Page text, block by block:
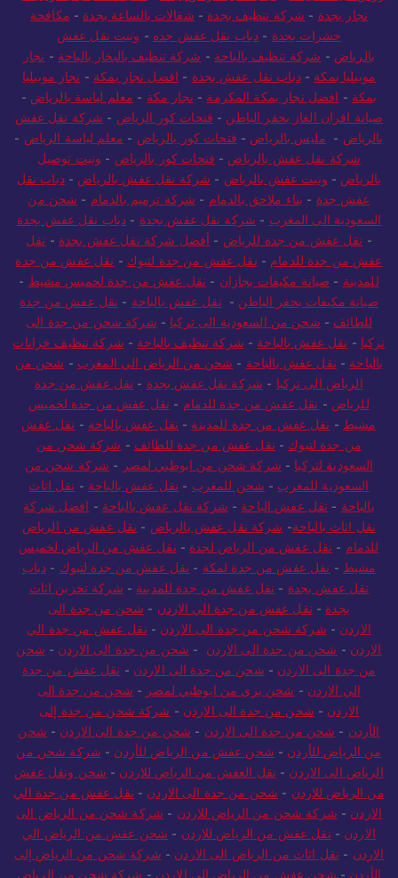
ورش مبيدات بجدة
-دباب نقل اغراض بجدة تنظيف كنب بالبخار بجدة
نجار بجدة
- شركة تنظيف بجدة - شغالات بالساعة بجدة- مكافحة
حشرات بجدة- دباب نقل عفش جده- ونيت نقل عفش
بالرياض
-شركة تنظيف بالباحة شركة تنظيف بالبخار بالباحة
نجار
موبيليا بمكة - دباب نقل عفش بجدة-افضل نجار بمكة- نجار موبيليا
بمكة - افضل نجار بمكة المكرمة-نجار مكة -معلم لياسة بالرياض -
صيانة افران الغاز بحفر الباطن - فتحات كور الرياض -
شركة نقل عفش
بالرياض- مليس بالرياض - فتحات كور بالرياض - معلم لياسة الرياض
شركة نقل عفش بالرياض
فتحات كور بالرياض -
ونيت توصيل
بالرياض
ونيت عفش بالرياض - شركة نقل عفش بالرياض -
عفش جدة
-بناء ملاحق بالدمام- شركة ترميم بالدمام-
شحن من
السعودية الى المغرب-شركة نقل عفش بجدة-دباب نقل عفش بجدة
- نقل عفش من جدة للرياض - أفضل شركة نقل عفش بجدة
عفش من جدة للدمام- نقل عفش من جدة لتبوك
نقل عفش من جدة
للمدينة
- صيانة مكيفات بجازان - نقل عفش من جدة لخميس مشيط
-
صيانة مكيفات بحفر الباطن
- نقل عفش بالباحة- نقل عفش من جدة
للطائف -شحن من السعودية الى تركيا - شركة شحن من جدة الى
تركيا
- نقل عفش بالباحة - شركة تنظيف بالباحة-
شركة تنظيف خزانات
بالباحة
- نقل عفش بالباحة -شحن من الرياض الي المغرب
شحن من
الرياض الى تركيا - شركة نقل عفش بجدة - نقل عفش من جدة
للرياض
- نقل عفش من جدة للدمام - نقل عفش من جدة لخميس
نقل عفش من جدة للمدينة -نقل عفش بالباحة -
من جدة لتبوك
- نقل عفش من جدة للطائف
شركة شحن من
السعودية لتركيا
شركة شحن من ابوظبي لمصر - شركة شحن من
السعودية للمغرب
- شحن للمغرب- نقل عفش بالباحة -
نقل اثاث
بالباحة - نقل عفش الباحة- شركة نقل عفش بالباحة-
افضل شركة
نقل اثاث بالباحة - شركة نقل عفش بالرياض- نقل عفش من الرياض
للدمام
نقل عفش من الرياض لجدة -نقل عفش من الرياض لخميس
مشيط- نقل عفش من جدة لمكة نقل عفش من جدة لتبوك -دباب
نقل عفش بجدة - نقل عفش من جدة للمدينة
شركة تخزين اثاث
- نقل عفش من جدة الي الاردن - شحن من جدة الى
الاردن
- شركة شحن من جدة الى الاردن
نقل عفش من جدة الي
-شحن من جدة الى الاردن - شحن من جدة الى الاردن
شحن
من جدة الى الاردن
شحن من جدة الى الاردن -
نقل عفش من جدة
الي الاردن
شحن بري من ابوظبي لمصر-
شحن من جدة الى
الاردن
شحن من جدة الى الاردن
شركة شحن من جدة إلى
الأردن
- شحن من جدة الى الاردن شحن من جدة الى الاردن-
من الرياض للأردن
-شحن عفش من الرياض للأردن -شركة شحن من
الرياض الى الاردن
نقل العفش من الرياض للاردن -شحن ونقل عفش
من الرياض للاردن
شحن من جدة الى الاردن -نقل عفش من جدة الي
الاردن
شركة شحن من الرياض للاردن
شركة شحن من الرياض الى
الاردن
- نقل عفش من الرياض للاردن
شحن عفش من الرياض الي
الاردن
نقل اثاث من الرياض الى الاردن
شركة شحن من الرياض إلى